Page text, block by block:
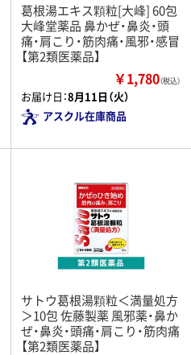
葛根湯エキス顆粒[大峰] 60包
大峰堂薬品 鼻かぜ・鼻炎・頭
痛・肩こり・筋肉痛・風邪・感冒
【第2類医薬品】
￥1,780（税込）
お届け日：8月11日（火）
アスクル在庫商品
サトウ葛根湯顆粒＜満量処方
＞10包 佐藤製薬 風邪薬・鼻か
ぜ・鼻炎・頭痛・肩こり・筋肉痛
【第2類医薬品】